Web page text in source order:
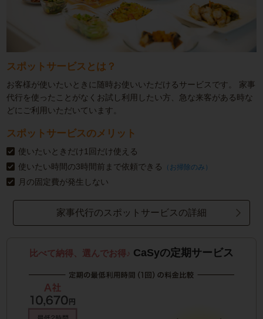
スポットサービスとは？
お客様が使いたいときに随時お使いいただけるサービスです。
家事
代行を使ったことがなくお試し利用したい方、急な来客がある時な
どにご利用いただいています。
スポットサービスのメリット
使いたいときだけ1回だけ使える
使いたい時間の3時間前まで依頼できる
（お掃除のみ）
月の固定費が発生しない
家事代行のスポットサービスの詳細
比べて納得、選んでお得♪ CaSyの定期サービス